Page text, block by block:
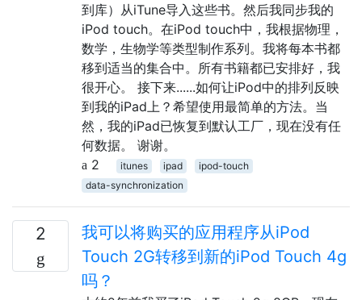
到库）从iTune导入这些书。然后我同步我的
iPod touch。在iPod touch中，我根据物理，
数学，生物学等类型制作系列。我将每本书都
移到适当的集合中。所有书籍都已安排好，我
很开心。 接下来......如何让iPod中的排列反映
到我的iPad上？希望使用最简单的方法。当
然，我的iPad已恢复到默认工厂，现在没有任
何数据。 谢谢。
2
itunes ipad
ipod-touch
data-synchronization
2
我可以将购买的应用程序从iPod
Touch 2G转移到新的iPod Touch 4g
吗？